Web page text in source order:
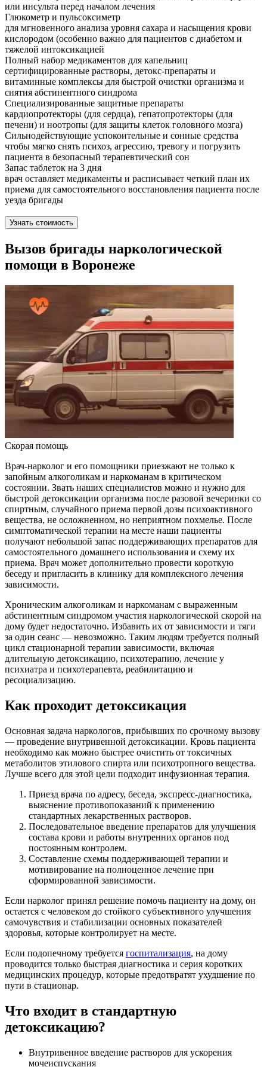
или инсульта перед началом лечения
Глюкометр и пульсоксиметр
для мгновенного анализа уровня сахара и насыщения крови
кислородом (особенно важно для пациентов с диабетом и
тяжелой интоксикацией
Полный набор медикаментов для капельниц
сертифицированные растворы, детокс-препараты и
витаминные комплексы для быстрой очистки организма и
снятия абстинентного синдрома
Специализированные защитные препараты
кардиопротекторы (для сердца), гепатопротекторы (для
печени) и ноотропы (для защиты клеток головного мозга)
Сильнодействующие успокоительные и сонные средства
чтобы мягко снять психоз, агрессию, тревогу и погрузить
пациента в безопасный терапевтический сон
Запас таблеток на 3 дня
врач оставляет медикаменты и расписывает четкий план их
приема для самостоятельного восстановления пациента после
уезда бригады
Узнать стоимость
Вызов бригады наркологической
помощи в Воронеже
Скорая помощь
Врач-нарколог и его помощники приезжают не только к
запойным алкоголикам и наркоманам в критическом
состоянии. Звать наших специалистов можно и нужно для
быстрой детоксикации организма после разовой вечеринки со
спиртным, случайного приема первой дозы психоактивного
вещества, не осложненном, но неприятном похмелье. После
симптоматической терапии на месте наши пациенты
получают небольшой запас поддерживающих препаратов для
самостоятельного домашнего использования и схему их
приема. Врач может дополнительно провести короткую
беседу и пригласить в клинику для комплексного лечения
зависимости.
Хроническим алкоголикам и наркоманам с выраженным
абстинентным синдромом участия наркологической скорой на
дому будет недостаточно. Избавить их от зависимости и тяги
за один сеанс — невозможно. Таким людям требуется полный
цикл стационарной терапии зависимости, включая
длительную детоксикацию, психотерапию, лечение у
психиатра и психотерапевта, реабилитацию и
ресоциализацию.
Как проходит детоксикация
Основная задача наркологов, прибывших по срочному вызову
— проведение внутривенной детоксикации. Кровь пациента
необходимо как можно быстрее очистить от токсичных
метаболитов этилового спирта или психотропного вещества.
Лучше всего для этой цели подходит инфузионная терапия.
Приезд врача по адресу, беседа, экспресс-диагностика,
выяснение противопоказаний к применению
стандартных лекарственных растворов.
Последовательное введение препаратов для улучшения
состава крови и работы внутренних органов под
постоянным контролем.
Составление схемы поддерживающей терапии и
мотивирование на полноценное лечение при
сформированной зависимости.
Если нарколог принял решение помочь пациенту на дому, он
остается с человеком до стойкого субъективного улучшения
самочувствия и стабилизации основных показателей
здоровья, которые контролирует на месте.
Если подопечному требуется госпитализация, на дому
проводится только быстрая диагностика и серия коротких
медицинских процедур, которые предотвратят ухудшение по
пути в стационар.
Что входит в стандартную
детоксикацию?
Внутривенное введение растворов для ускорения
мочеиспускания